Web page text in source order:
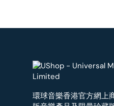
環球音樂香港官方網上